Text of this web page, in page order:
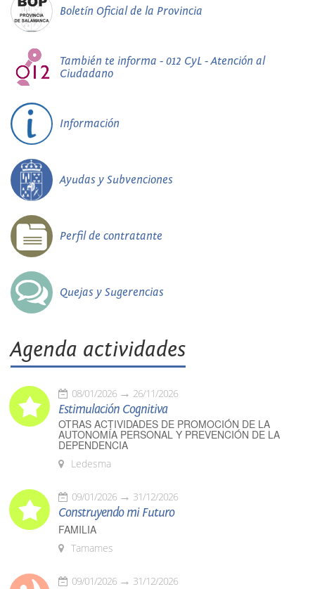
Boletín Oficial de la Provincia
También te informa - 012 CyL - Atención al
Ciudadano
Información
Ayudas y Subvenciones
Perfil de contratante
Quejas y Sugerencias
Agenda actividades
08/01/2026 26/11/2026
Estimulación Cognitiva
OTRAS ACTIVIDADES DE PROMOCIÓN DE LA
AUTONOMÍA PERSONAL Y PREVENCIÓN DE LA
DEPENDENCIA
Ledesma
09/01/2026 31/12/2026
Construyendo mi Futuro
FAMILIA
Tamames
09/01/2026 31/12/2026